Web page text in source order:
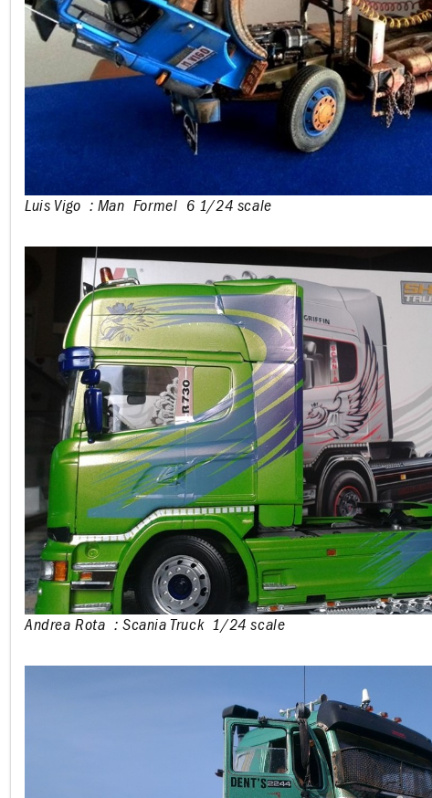
Luis Vigo : Man Formel 6 1/24 scale
Andrea Rota : Scania Truck 1/24 scale